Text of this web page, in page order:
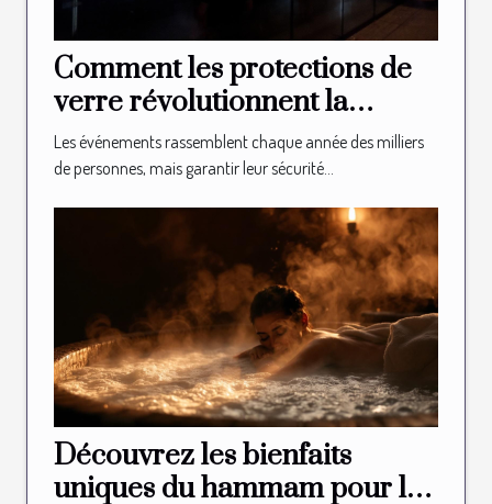
Comment les protections de
verre révolutionnent la
sécurité des événements ?
Les événements rassemblent chaque année des milliers
de personnes, mais garantir leur sécurité...
Découvrez les bienfaits
uniques du hammam pour la